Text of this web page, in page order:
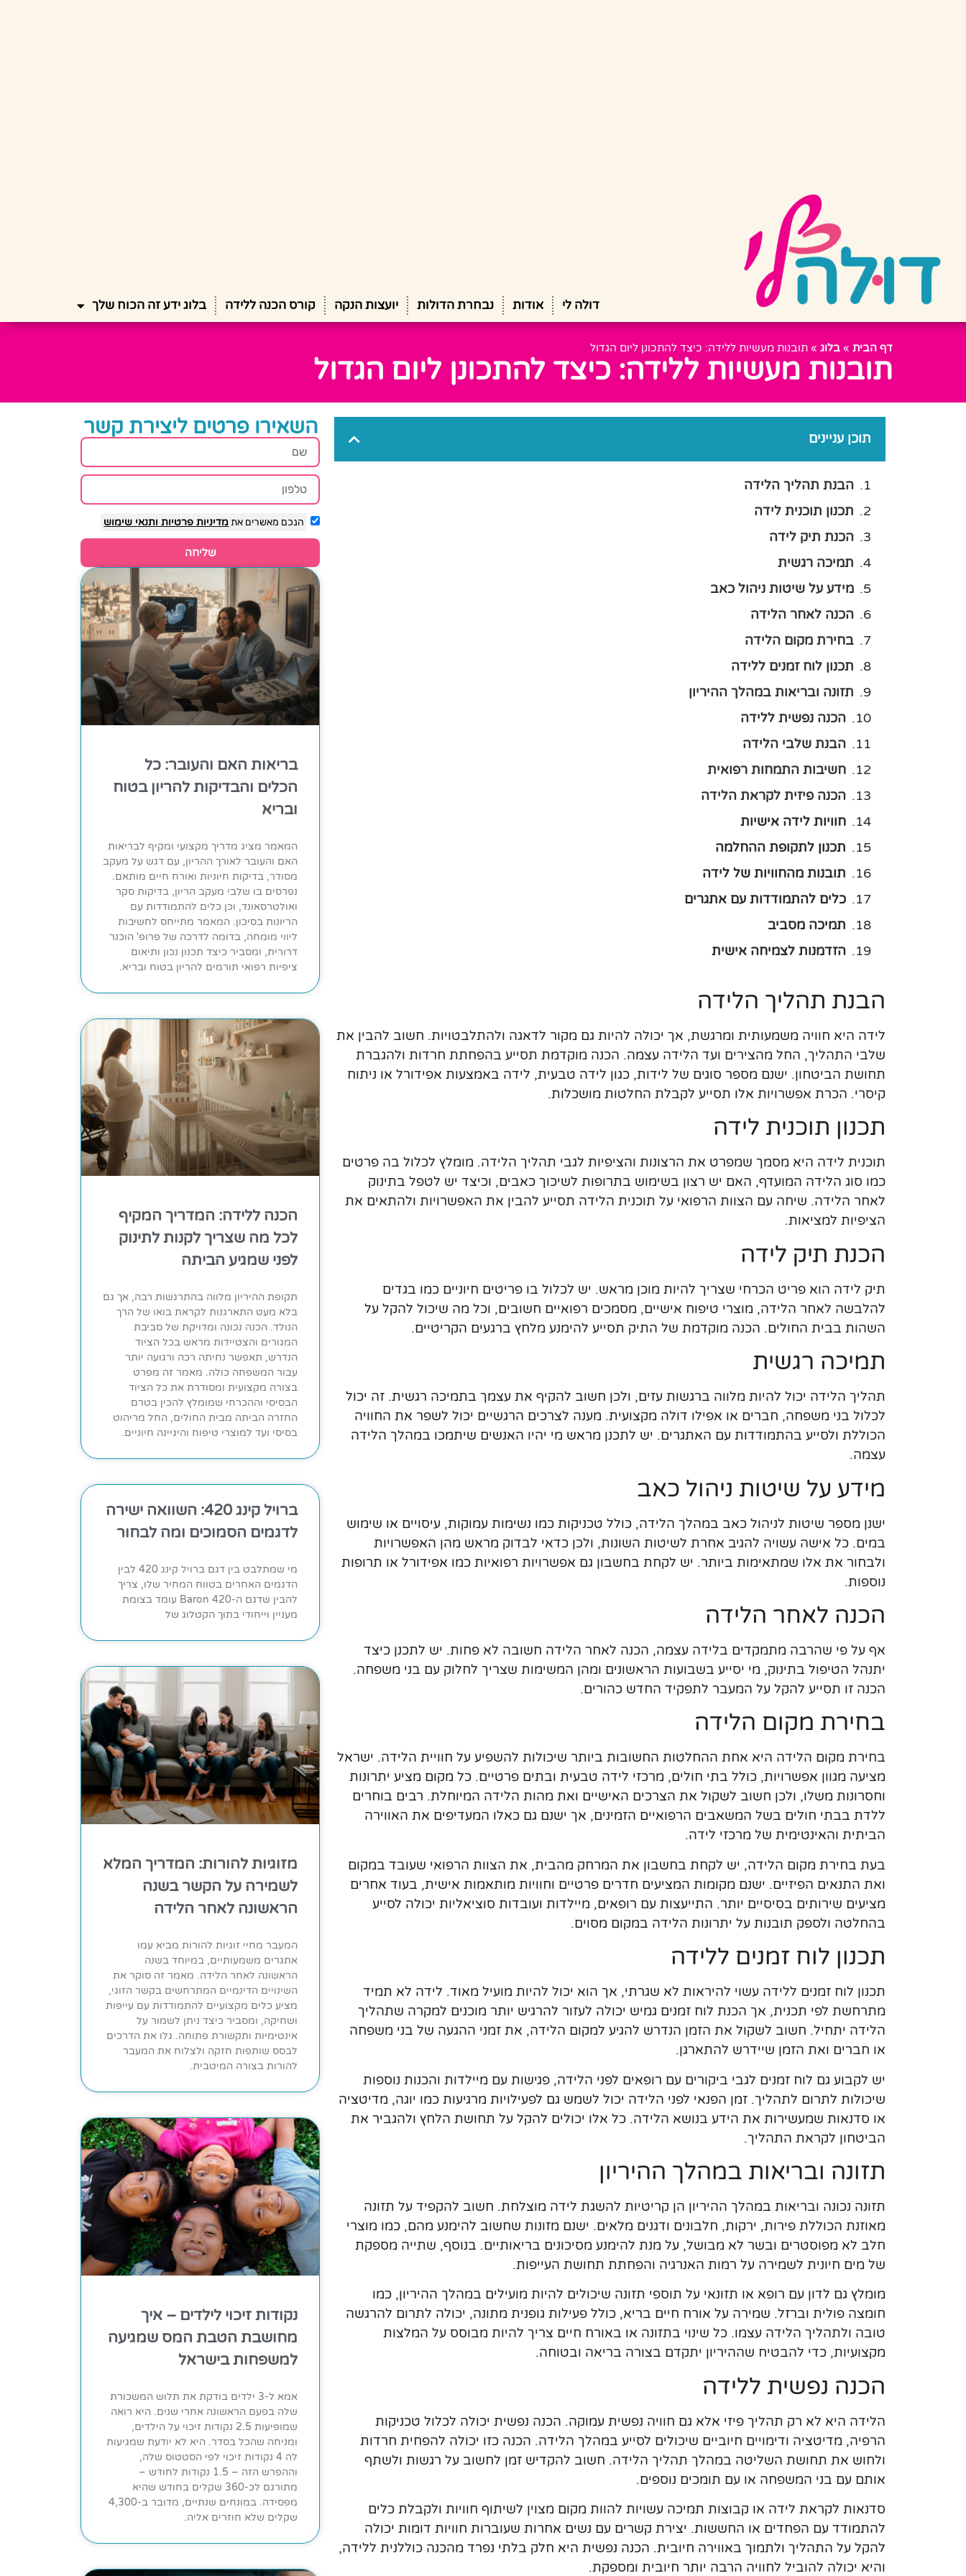
דולה לי אודות נבחרת הדולות יועצות הנקה קורס הכנה ללידה בלוג ידע זה הכוח שלך
דף הבית » בלוג » תובנות מעשיות ללידה: כיצד להתכונן ליום הגדול
תובנות מעשיות ללידה: כיצד להתכונן ליום הגדול
תוכן עניינים
הבנת תהליך הלידה
תכנון תוכנית לידה
הכנת תיק לידה
תמיכה רגשית
מידע על שיטות ניהול כאב
הכנה לאחר הלידה
בחירת מקום הלידה
תכנון לוח זמנים ללידה
תזונה ובריאות במהלך ההיריון
הכנה נפשית ללידה
הבנת שלבי הלידה
חשיבות התמחות רפואית
הכנה פיזית לקראת הלידה
חוויות לידה אישיות
תכנון לתקופת ההחלמה
תובנות מהחוויות של לידה
כלים להתמודדות עם אתגרים
תמיכה מסביב
הזדמנות לצמיחה אישית
הבנת תהליך הלידה
לידה היא חוויה משמעותית ומרגשת, אך יכולה להיות גם מקור לדאגה ולהתלבטויות. חשוב להבין את
שלבי התהליך, החל מהצירים ועד הלידה עצמה. הכנה מוקדמת תסייע בהפחתת חרדות ולהגברת
תחושת הביטחון. ישנם מספר סוגים של לידות, כגון לידה טבעית, לידה באמצעות אפידורל או ניתוח
קיסרי. הכרת אפשרויות אלו תסייע לקבלת החלטות מושכלות.
תכנון תוכנית לידה
תוכנית לידה היא מסמך שמפרט את הרצונות והציפיות לגבי תהליך הלידה. מומלץ לכלול בה פרטים
כמו סוג הלידה המועדף, האם יש רצון בשימוש בתרופות לשיכוך כאבים, וכיצד יש לטפל בתינוק
לאחר הלידה. שיחה עם הצוות הרפואי על תוכנית הלידה תסייע להבין את האפשרויות ולהתאים את
הציפיות למציאות.
הכנת תיק לידה
תיק לידה הוא פריט הכרחי שצריך להיות מוכן מראש. יש לכלול בו פריטים חיוניים כמו בגדים
להלבשה לאחר הלידה, מוצרי טיפוח אישיים, מסמכים רפואיים חשובים, וכל מה שיכול להקל על
השהות בבית החולים. הכנה מוקדמת של התיק תסייע להימנע מלחץ ברגעים הקריטיים.
תמיכה רגשית
תהליך הלידה יכול להיות מלווה ברגשות עזים, ולכן חשוב להקיף את עצמך בתמיכה רגשית. זה יכול
לכלול בני משפחה, חברים או אפילו דולה מקצועית. מענה לצרכים הרגשיים יכול לשפר את החוויה
הכוללת ולסייע בהתמודדות עם האתגרים. יש לתכנן מראש מי יהיו האנשים שיתמכו במהלך הלידה
עצמה.
מידע על שיטות ניהול כאב
ישנן מספר שיטות לניהול כאב במהלך הלידה, כולל טכניקות כמו נשימות עמוקות, עיסויים או שימוש
במים. כל אישה עשויה להגיב אחרת לשיטות השונות, ולכן כדאי לבדוק מראש מהן האפשרויות
ולבחור את אלו שמתאימות ביותר. יש לקחת בחשבון גם אפשרויות רפואיות כמו אפידורל או תרופות
נוספות.
הכנה לאחר הלידה
אף על פי שהרבה מתמקדים בלידה עצמה, הכנה לאחר הלידה חשובה לא פחות. יש לתכנן כיצד
יתנהל הטיפול בתינוק, מי יסייע בשבועות הראשונים ומהן המשימות שצריך לחלוק עם בני משפחה.
הכנה זו תסייע להקל על המעבר לתפקיד החדש כהורים.
בחירת מקום הלידה
בחירת מקום הלידה היא אחת ההחלטות החשובות ביותר שיכולות להשפיע על חוויית הלידה. ישראל
מציעה מגוון אפשרויות, כולל בתי חולים, מרכזי לידה טבעית ובתים פרטיים. כל מקום מציע יתרונות
וחסרונות משלו, ולכן חשוב לשקול את הצרכים האישיים ואת מהות הלידה המיוחלת. רבים בוחרים
ללדת בבתי חולים בשל המשאבים הרפואיים הזמינים, אך ישנם גם כאלו המעדיפים את האווירה
הביתית והאינטימית של מרכזי לידה.
בעת בחירת מקום הלידה, יש לקחת בחשבון את המרחק מהבית, את הצוות הרפואי שעובד במקום
ואת התנאים הפיזיים. ישנם מקומות המציעים חדרים פרטיים וחוויות מותאמות אישית, בעוד אחרים
מציעים שירותים בסיסיים יותר. התייעצות עם רופאים, מיילדות ועובדות סוציאליות יכולה לסייע
בהחלטה ולספק תובנות על יתרונות הלידה במקום מסוים.
תכנון לוח זמנים ללידה
תכנון לוח זמנים ללידה עשוי להיראות לא שגרתי, אך הוא יכול להיות מועיל מאוד. לידה לא תמיד
מתרחשת לפי תכנית, אך הכנת לוח זמנים גמיש יכולה לעזור להרגיש יותר מוכנים למקרה שתהליך
הלידה יתחיל. חשוב לשקול את הזמן הנדרש להגיע למקום הלידה, את זמני ההגעה של בני משפחה
או חברים ואת הזמן שיידרש להתארגן.
יש לקבוע גם לוח זמנים לגבי ביקורים עם רופאים לפני הלידה, פגישות עם מיילדות והכנות נוספות
שיכולות לתרום לתהליך. זמן הפנאי לפני הלידה יכול לשמש גם לפעילויות מרגיעות כמו יוגה, מדיטציה
או סדנאות שמעשירות את הידע בנושא הלידה. כל אלו יכולים להקל על תחושת הלחץ ולהגביר את
הביטחון לקראת התהליך.
תזונה ובריאות במהלך ההיריון
תזונה נכונה ובריאות במהלך ההיריון הן קריטיות להשגת לידה מוצלחת. חשוב להקפיד על תזונה
מאוזנת הכוללת פירות, ירקות, חלבונים ודגנים מלאים. ישנם מזונות שחשוב להימנע מהם, כמו מוצרי
חלב לא מפוסטרים ובשר לא מבושל, על מנת להימנע מסיכונים בריאותיים. בנוסף, שתייה מספקת
של מים חיונית לשמירה על רמות האנרגיה והפחתת תחושת העייפות.
מומלץ גם לדון עם רופא או תזונאי על תוספי תזונה שיכולים להיות מועילים במהלך ההיריון, כמו
חומצה פולית וברזל. שמירה על אורח חיים בריא, כולל פעילות גופנית מתונה, יכולה לתרום להרגשה
טובה ולתהליך הלידה עצמו. כל שינוי בתזונה או באורח חיים צריך להיות מבוסס על המלצות
מקצועיות, כדי להבטיח שההיריון יתקדם בצורה בריאה ובטוחה.
הכנה נפשית ללידה
הלידה היא לא רק תהליך פיזי אלא גם חוויה נפשית עמוקה. הכנה נפשית יכולה לכלול טכניקות
הרפיה, מדיטציה ודימויים חיוביים שיכולים לסייע במהלך הלידה. הכנה כזו יכולה להפחית חרדות
ולחוש את תחושת השליטה במהלך תהליך הלידה. חשוב להקדיש זמן לחשוב על רגשות ולשתף
אותם עם בני המשפחה או עם תומכים נוספים.
סדנאות לקראת לידה או קבוצות תמיכה עשויות להוות מקום מצוין לשיתוף חוויות ולקבלת כלים
להתמודד עם הפחדים או החששות. יצירת קשרים עם נשים אחרות שעוברות חוויות דומות יכולה
להקל על התהליך ולתמוך באווירה חיובית. הכנה נפשית היא חלק בלתי נפרד מהכנה כוללנית ללידה,
והיא יכולה להוביל לחוויה הרבה יותר חיובית ומספקת.
השאירו פרטים ליצירת קשר
הנכם מאשרים אתמדיניות פרטיות ותנאי שימוש
שליחה
בריאות האם והעובר: כל
הכלים והבדיקות להריון בטוח
ובריא
המאמר מציג מדריך מקצועי ומקיף לבריאות
האם והעובר לאורך ההריון, עם דגש על מעקב
מסודר, בדיקות חיוניות ואורח חיים מותאם.
נפרסים בו שלבי מעקב הריון, בדיקות סקר
ואולטרסאונד, וכן כלים להתמודדות עם
הריונות בסיכון. המאמר מתייחס לחשיבות
ליווי מומחה, בדומה לדרכה של פרופ' הוכנר
דרורית, ומסביר כיצד תכנון נכון ותיאום
ציפיות רפואי תורמים להריון בטוח ובריא.
הכנה ללידה: המדריך המקיף
לכל מה שצריך לקנות לתינוק
לפני שמגיע הביתה
תקופת ההיריון מלווה בהתרגשות רבה, אך גם
בלא מעט התארגנות לקראת בואו של הרך
הנולד. הכנה נכונה ומדויקת של סביבת
המגורים והצטיידות מראש בכל הציוד
הנדרש, תאפשר נחיתה רכה ורגועה יותר
עבור המשפחה כולה. מאמר זה מפרט
בצורה מקצועית ומסודרת את כל הציוד
הבסיסי וההכרחי שמומלץ להכין בטרם
החזרה הביתה מבית החולים, החל מריהוט
בסיסי ועד למוצרי טיפוח והיגיינה חיוניים.
ברויל קינג 420: השוואה ישירה
לדגמים הסמוכים ומה לבחור
מי שמתלבט בין דגם ברויל קינג 420 לבין
הדגמים האחרים בטווח המחיר שלו, צריך
להבין שדגם ה-Baron 420 עומד בצומת
מעניין וייחודי בתוך הקטלוג של
מזוגיות להורות: המדריך המלא
לשמירה על הקשר בשנה
הראשונה לאחר הלידה
המעבר מחיי זוגיות להורות מביא עמו
אתגרים משמעותיים, במיוחד בשנה
הראשונה לאחר הלידה. מאמר זה סוקר את
השינויים הדינמיים המתרחשים בקשר הזוגי,
מציע כלים מקצועיים להתמודדות עם עייפות
ושחיקה, ומסביר כיצד ניתן לשמור על
אינטימיות ותקשורת פתוחה. גלו את הדרכים
לבסס שותפות חזקה ולצלוח את המעבר
להורות בצורה המיטבית.
נקודות זיכוי לילדים – איך
מחושבת הטבת המס שמגיעה
למשפחות בישראל
אמא ל-3 ילדים בודקת את תלוש המשכורת
שלה בפעם הראשונה אחרי שנים. היא רואה
שמופיעות 2.5 נקודות זיכוי על הילדים,
ומניחה שהכל בסדר. היא לא יודעת שמגיעות
לה 4 נקודות זיכוי לפי הסטטוס שלה,
וההפרש הזה – 1.5 נקודות לחודש –
מתורגם לכ-360 שקלים בחודש שהיא
מפסידה. במונחים שנתיים, מדובר ב-4,300
שקלים שלא חוזרים אליה.